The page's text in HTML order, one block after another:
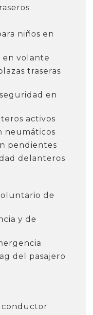
niños en
en volante
traseras
en
activos
neumáticos
pendientes
delanteros
de
y de
del pasajero